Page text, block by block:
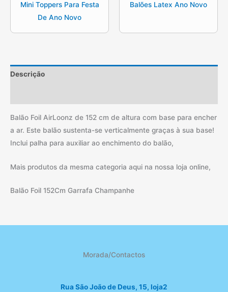
Mini Toppers Para Festa
De Ano Novo
Balões Latex Ano Novo
Descrição
Balão Foil AirLoonz de 152 cm de altura com base para encher
a ar. Este balão sustenta-se verticalmente graças à sua base!
Inclui palha para auxiliar ao enchimento do balão,
Mais produtos da mesma categoria aqui na nossa loja online,
Balão Foil 152Cm Garrafa Champanhe
Morada/Contactos
Rua São João de Deus, 15, loja2